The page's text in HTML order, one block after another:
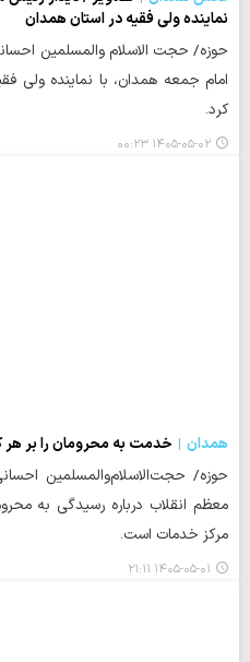
نماینده ولی فقیه در استان همدان
حوزه/ حجت الاسلام والمسلمین
امام جمعه همدان، با نماینده ولی
کرد.
۱۴۰۵-۰۵-۰۲ ۰۰:۲۳
همدان
خدمت به محرومان را بر
حوزه/ حجت‌الاسلام‌والمسلمین
معظم انقلاب درباره رسیدگی به
مرکز خدمات است.
۱۴۰۵-۰۵-۰۱ ۲۱:۱۱